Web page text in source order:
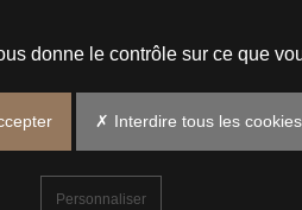
donne le contrôle sur ce que
✗ Interdire tous les cookies
Personnaliser